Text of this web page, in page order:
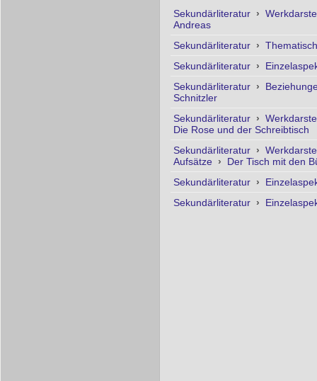
Sekundärliteratur ›
Andreas
Sekundärliteratur ›
Sekundärliteratur ›
Sekundärliteratur ›
Schnitzler
Sekundärliteratur ›
Die Rose und der Schreibtisch
Sekundärliteratur ›
Aufsätze ›
Der Tisch mit den
Sekundärliteratur ›
Sekundärliteratur ›